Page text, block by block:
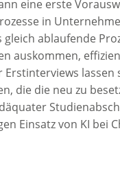
eine erste
in
ablaufende
auskommen,
lassen
die die neu zu
Einsatz von KI bei